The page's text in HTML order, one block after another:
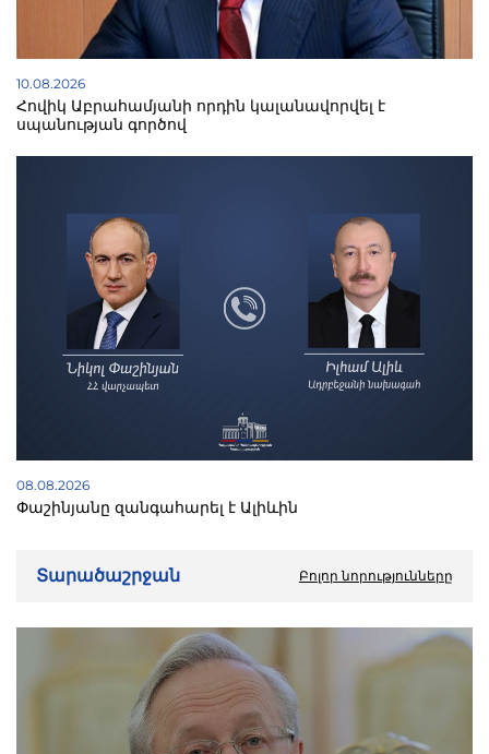
10.08.2026
Հովիկ Աբրահամյանի որդին կալանավորվել է
սպանության գործով
08.08.2026
Փաշինյանը զանգահարել է Ալիևին
Տարածաշրջան Բոլոր նորությունները